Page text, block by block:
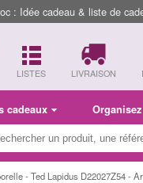
: Idée cadeau & liste de
LISTES LIVRAISON
cadeaux
- Ted Lapidus D22027Z54 -